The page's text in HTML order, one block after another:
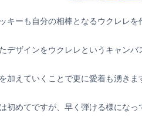
キーも自分の相棒となるウクレレを
デザインをウクレレというキャンバ
加えていくことで更に愛着も湧きま
初めてですが、早く弾ける様にな